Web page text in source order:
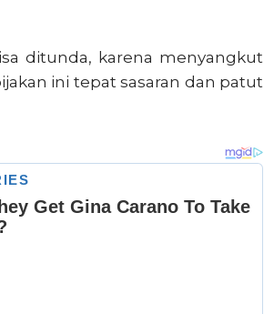
ditunda, karena menyangkut
ini tepat sasaran dan patut